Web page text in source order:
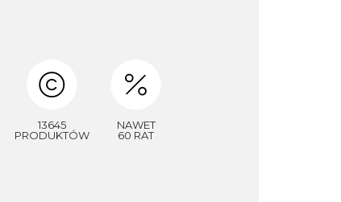
13645
PRODUKTÓW
NAWET
60 RAT